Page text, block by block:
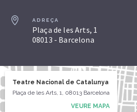
ADREÇA
Plaça de les Arts, 1
08013 - Barcelona
Teatre Nacional de Catalunya
Plaça de les Arts, 1, 08013 Barcelona
VEURE MAPA